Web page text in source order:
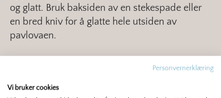
og glatt. Bruk baksiden av en stekespade eller
en bred kniv for å glatte hele utsiden av
pavlovaen.
Sett pavlovaen på nest nederste rille i
Personvernerklæring
Vi bruker cookies